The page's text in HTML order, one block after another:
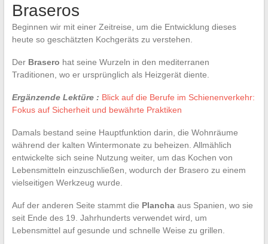
Braseros
Beginnen wir mit einer Zeitreise, um die Entwicklung dieses
heute so geschätzten Kochgeräts zu verstehen.
Der Brasero hat seine Wurzeln in den mediterranen
Traditionen, wo er ursprünglich als Heizgerät diente.
Ergänzende Lektüre : Blick auf die Berufe im Schienenverkehr:
Fokus auf Sicherheit und bewährte Praktiken
Damals bestand seine Hauptfunktion darin, die Wohnräume
während der kalten Wintermonate zu beheizen. Allmählich
entwickelte sich seine Nutzung weiter, um das Kochen von
Lebensmitteln einzuschließen, wodurch der Brasero zu einem
vielseitigen Werkzeug wurde.
Auf der anderen Seite stammt die Planchaaus Spanien, wo sie
seit Ende des 19. Jahrhunderts verwendet wird, um
Lebensmittel auf gesunde und schnelle Weise zu grillen.